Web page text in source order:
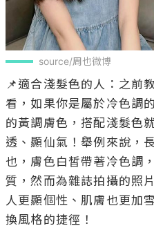
source/周也微博
📌適合淺髮色的人：之前
看，如果你是屬於冷色調
的黃調膚色，搭配淺髮色
透、顯仙氣！舉例來說，
也，膚色白皙帶著冷色調
質，然而為雜誌拍攝的照
人更顯個性、肌膚也更加
換風格的捷徑！